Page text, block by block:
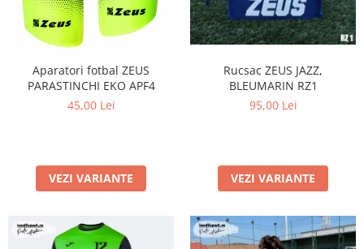
Aparatori fotbal ZEUS
PARASTINCHI EKO APF4
45,00 Lei
VEZI VARIANTE
Rucsac ZEUS JAZZ,
BLEUMARIN RZ1
95,00 Lei
VEZI VARIANTE